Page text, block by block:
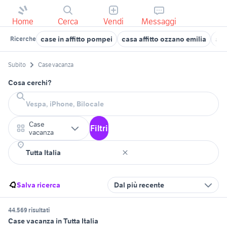
Home Cerca Vendi Messaggi
Ricerche case in affitto pompei casa affitto ozzano emilia
Subito Case vacanza
Cosa cerchi?
Case
vacanza
Filtri
Salva ricerca Dal più recente
44.569 risultati
Case vacanza in Tutta Italia